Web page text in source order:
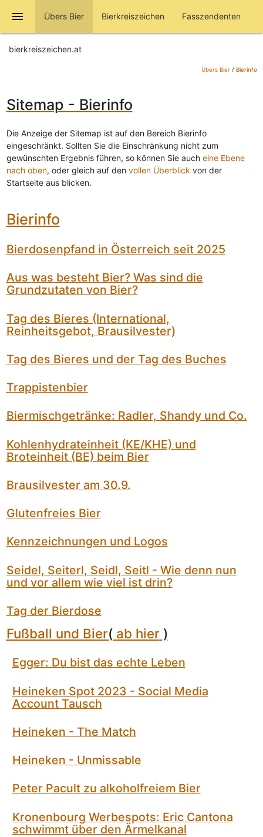
menu Übers Bier Bierkreiszeichen Fasszendenten
bierkreiszeichen.at
Übers Bier/ Bierinfo
Sitemap - Bierinfo
Die Anzeige der Sitemap ist auf den Bereich Bierinfo
eingeschränkt. Sollten Sie die Einschränkung nicht zum
gewünschten Ergebnis führen, so können Sie auch eine Ebene
nach oben, oder gleich auf den vollen Überblick von der
Startseite aus blicken.
Bierinfo
Bierdosenpfand in Österreich seit 2025
Aus was besteht Bier? Was sind die
Grundzutaten von Bier?
Tag des Bieres (International,
Reinheitsgebot, Brausilvester)
Tag des Bieres und der Tag des Buches
Trappistenbier
Biermischgetränke: Radler, Shandy und Co.
Kohlenhydrateinheit (KE/KHE) und
Broteinheit (BE) beim Bier
Brausilvester am 30.9.
Glutenfreies Bier
Kennzeichnungen und Logos
Seidel, Seiterl, Seidl, Seitl - Wie denn nun
und vor allem wie viel ist drin?
Tag der Bierdose
Fußball und Bier( ab hier)
Egger: Du bist das echte Leben
Heineken Spot 2023 - Social Media
Account Tausch
Heineken - The Match
Heineken - Unmissable
Peter Pacult zu alkoholfreiem Bier
Kronenbourg Werbespots: Eric Cantona
schwimmt über den Ärmelkanal